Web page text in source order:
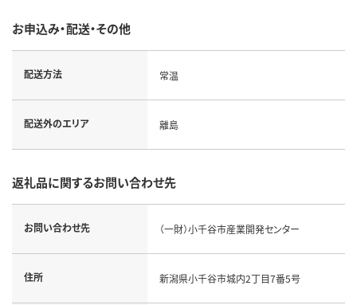
お申込み・配送・その他
配送方法 常温
配送外のエリア 離島
返礼品に関するお問い合わせ先
お問い合わせ先 （一財）小千谷市産業開発センター
住所 新潟県小千谷市城内2丁目7番5号